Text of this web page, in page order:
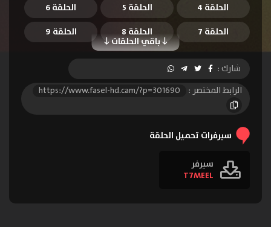
الحلقة 4
الحلقة 5 الحلقة 6
باقي الحلقات
الحلقة 7 الحلقة 8
الحلقة 9
شارك :
الرابط المختصر :
https://www.fasel-hd.cam/?p=301690
سيرفرات تحميل الحلقة
سيرفر
T7MEEL